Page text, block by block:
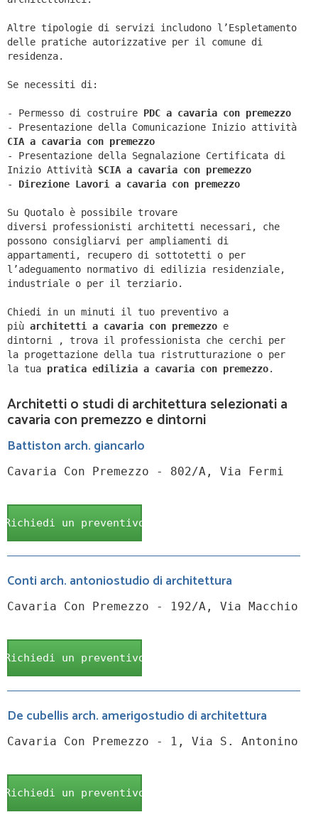
Altre tipologie di servizi includono l’Espletamento
delle pratiche autorizzative per il comune di
residenza.
Se necessiti di:
- Permesso di costruire PDC a cavaria con premezzo
- Presentazione della Comunicazione Inizio attività
CIA a cavaria con premezzo
- Presentazione della Segnalazione Certificata di
Inizio Attività SCIA a cavaria con premezzo
- Direzione Lavori a cavaria con premezzo
Su Quotalo è possibile trovare
diversi professionisti architetti necessari, che
possono consigliarvi per ampliamenti di
appartamenti, recupero di sottotetti o per
l’adeguamento normativo di edilizia residenziale,
industriale o per il terziario.
Chiedi in un minuti il tuo preventivo a
più architetti a cavaria con premezzo e
dintorni ,
trova il professionista che cerchi per
la progettazione della tua ristrutturazione o per
la tua pratica edilizia a cavaria con premezzo.
Architetti o studi di architettura selezionati a
cavaria con premezzo e dintorni
Battiston arch. giancarlo
Cavaria Con Premezzo - 802/A, Via Fermi
Richiedi un preventivo
Conti arch. antoniostudio di architettura
Cavaria Con Premezzo - 192/A, Via Macchio
Richiedi un preventivo
De cubellis arch. amerigostudio di architettura
Cavaria Con Premezzo - 1, Via S. Antonino
Richiedi un preventivo